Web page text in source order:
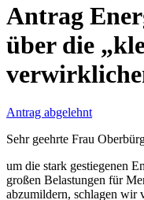
Antrag
über die
Antrag abgelehnt
Sehr geehrte Frau
um die stark gestiegenen
großen Belastungen für
abzumildern, schlagen wir